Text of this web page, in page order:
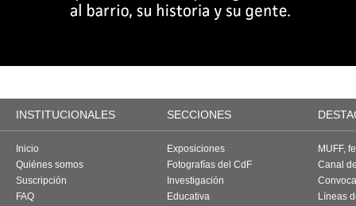
INSTITUCIONALES SECCIONES
Inicio
Quiénes somos
Suscripción
FAQ
Exposiciones
Fotografías del CdF
Investigación
Educativa
MUFF,
Canal
Líneas